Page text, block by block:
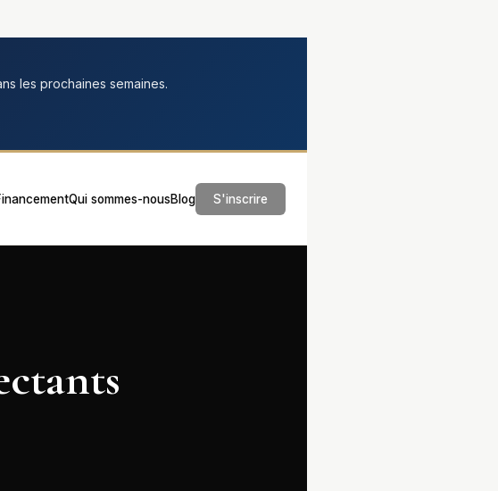
les prochaines semaines.
Qui sommes-nousBlog S'inscrire